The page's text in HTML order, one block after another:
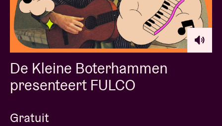
De Kleine Boterhammen
presenteert FULCO
Gratuit